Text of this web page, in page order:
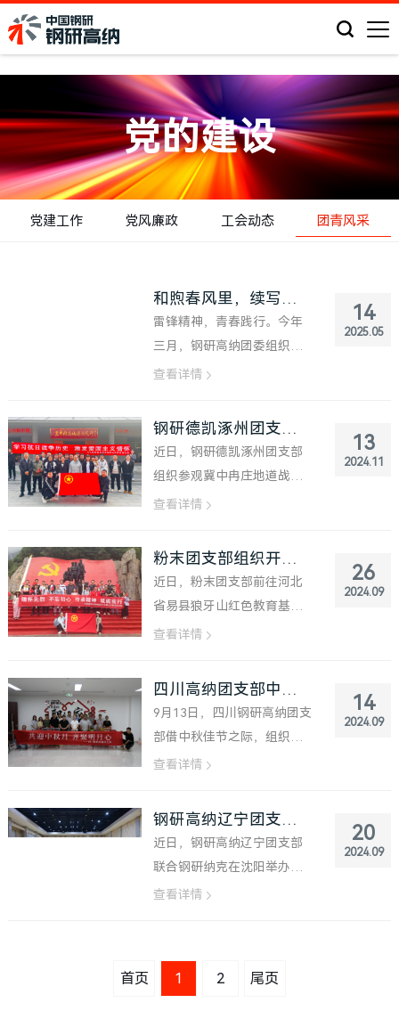
党的建设
党建工作 党风廉政 工会动态 团青风采
和煦春风里，续写雷锋日记
雷锋精神，青春践行。今年
三月，钢研高纳团委组织开
展“学雷锋活动月”系列实践
功、爱心帮扶&hellip;&hellip;
形式创新、内容丰富，广大
青年用温暖行动写下了生动
查看详情
14
2025.05
钢研德凯涿州团支部组织参观冀中冉庄地道战纪念馆
近日，钢研德凯涿州团支部
组织参观冀中冉庄地道战纪
念馆活动。 纪念馆内，一幅
风霜的展品生动再现了当年
中国人民运用地道战抗击日
寇的壮丽史诗。讲解员深情
气，以及无数...
查看详情
13
2024.11
粉末团支部组织开展主题团日活动
近日，粉末团支部前往河北
省易县狼牙山红色教育基地
开展主题团日活动。 沿着革
迹，大家毅然踏上了重走英
力，每一步都仿...
查看详情
26
2024.09
四川高纳团支部中秋团建活动圆满举办
9月13日，四川钢研高纳团支
部借中秋佳节之际，组织开
展了“共迎中秋月，齐聚明月
欢聚一堂，参与趣味游戏，
将团员青年随机...
查看详情
14
2024.09
钢研高纳辽宁团支部举办篮球友谊赛
近日，钢研高纳辽宁团支部
联合钢研纳克在沈阳举办篮
球友谊赛。 赛场上，双方队
貌。每一次精准的传球、每
一次果断的投篮、每一次激
查看详情
20
2024.09
首页 1 2 尾页